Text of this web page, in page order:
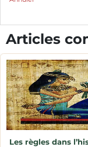
Articles
Les règles dans